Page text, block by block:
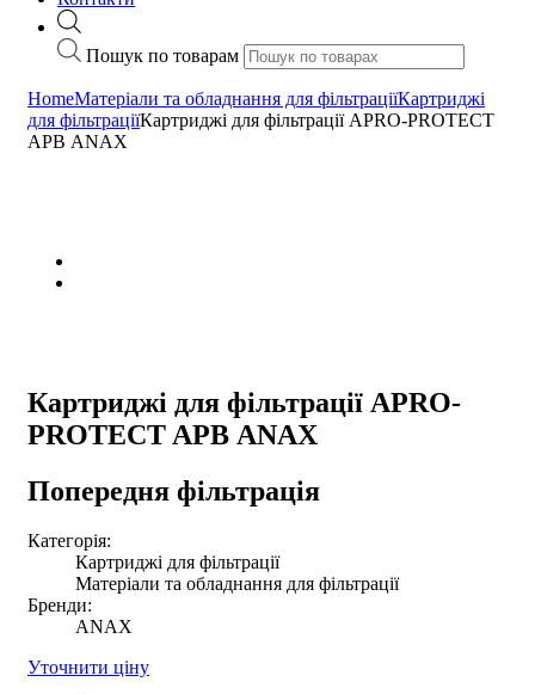
Пошук по товарам
HomeМатеріали та обладнання для фільтраціїКартриджі
для фільтраціїКартриджі для фільтрації APRO-PROTECT
APВ ANAX
Картриджі для фільтрації APRO-
PROTECT APВ ANAX
Попередня фільтрація
Категорія:
Картриджі для фільтрації
Матеріали та обладнання для фільтрації
Бренди:
ANAX
Уточнити ціну